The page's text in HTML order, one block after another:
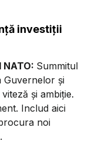
investiții
Summitul
Guvernelor și
și ambiție.
Includ aici
noi